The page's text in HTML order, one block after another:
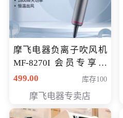
摩飞电器负离子吹风机
MF-8270I 会员专享价
369元
499.00 库存100
摩飞电器专卖店